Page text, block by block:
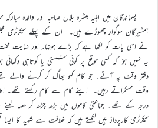
پسماندگان میں اہلیہ مبشرہ بلال صاحبہ اور والدہ
ہمشیرگان سوگوار چھوڑے ہیں۔ ان کے پہلے سیکرٹری
نے اسی بات کو لکھا ہے کہ بڑے ہونہار اور نہایت
یہ نہیں ہؤا کہ کسی موقع پر کوئی سُستی یا کوتاہی
دفتر وقت پہ آتے۔ جو کام کہو بھاگ کر کرنے والے
وقت مسکراتے رہیں۔ اپنے کام سے کام رکھتے تھے۔
درجہ کے تھے۔ جماعتی کاموں میں بڑھ چڑھ کر حصہ
سیکرٹری کارپرداز ہیں لکھتے ہیں کہ خلافت سے شہید کا